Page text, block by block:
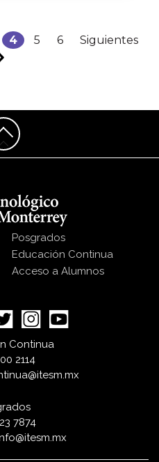
4 5 6 Siguientes
Posgrados
Educación Continua
Acceso a Alumnos
Continua
2114
7874